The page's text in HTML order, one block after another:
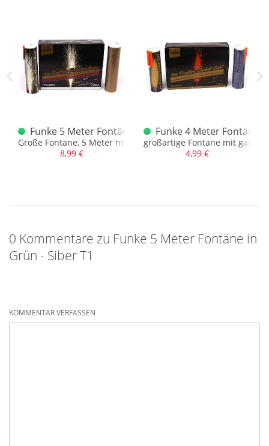
Grün Silber
grüne Basis 30 Sek.
Funke 5 Meter Fontäne mit Verwandlung T1
Große Fontäne, 5 Meter mit Verwandlung
8,99 €
Funke 4 Meter Fontäne
großartige Fontäne mit
4,99 €
0 Kommentare zu Funke 5 Meter Fontäne in
Grün - Siber T1
KOMMENTAR VERFASSEN